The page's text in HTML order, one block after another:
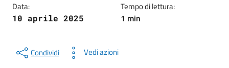
Data:
10 aprile 2025
Tempo di lettura:
1 min
Condividi Vedi azioni